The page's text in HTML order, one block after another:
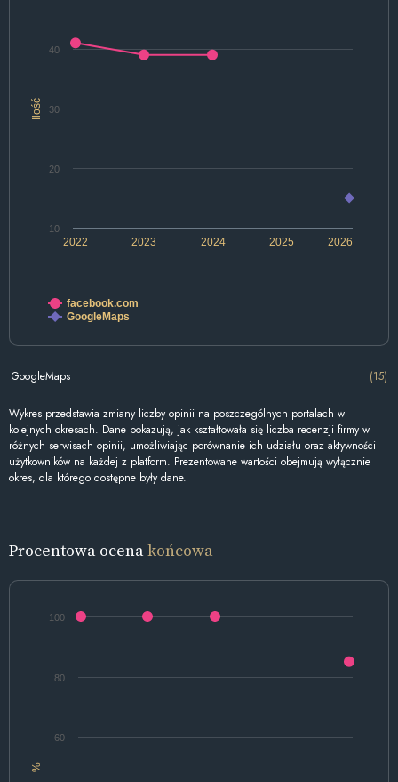
Ilość
2022 2024 2026
2023 2025
10
20
30
40
facebook.com
GoogleMaps
GoogleMaps (15)
Wykres przedstawia zmiany liczby opinii na poszczególnych portalach w
kolejnych okresach. Dane pokazują, jak kształtowała się liczba recenzji firmy w
różnych serwisach opinii, umożliwiając porównanie ich udziału oraz aktywności
użytkowników na każdej z platform. Prezentowane wartości obejmują wyłącznie
okres, dla którego dostępne były dane.
Procentowa ocenakońcowa
%
60
80
100